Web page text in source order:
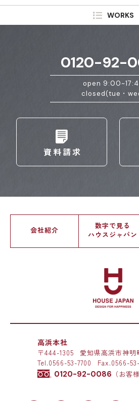
WORKS
0120-92-
open
closed(tue・
資料請求
会社紹介
数字で見る
ハウスジャパン
高浜本社
〒444-1305
愛知県高浜市神明
Tel.0566-53-7700 Fax.0566-
0120-92-0086 （お客